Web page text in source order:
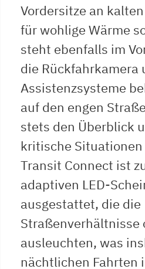
Vordersitze an
für wohlige Wärme
steht ebenfalls im
die Rückfahrkamera
Assistenzsysteme
auf den engen
stets den Überblick
kritische
Transit Connect ist
adaptiven LED-
ausgestattet, die die
Straßenverhältnisse
ausleuchten, was
nächtlichen Fahrten